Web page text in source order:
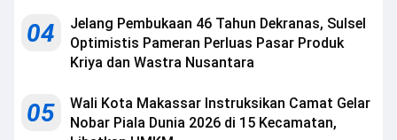
04
Jelang Pembukaan 46 Tahun Dekranas, Sulsel
Optimistis Pameran Perluas Pasar Produk
Kriya dan Wastra Nusantara
05
Wali Kota Makassar Instruksikan Camat Gelar
Nobar Piala Dunia 2026 di 15 Kecamatan,